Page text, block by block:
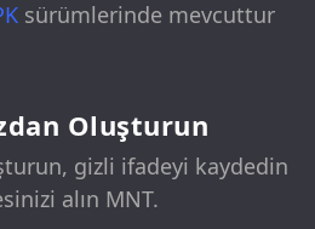
sürümlerinde mevcuttur
Oluşturun
gizli ifadeyi kaydedin
alın MNT.